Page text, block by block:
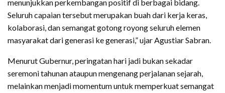
menunjukkan perkembangan positif di berbagai bidang.
Seluruh capaian tersebut merupakan buah dari kerja keras,
kolaborasi, dan semangat gotong royong seluruh elemen
masyarakat dari generasi ke generasi,” ujar Agustiar Sabran.
Menurut Gubernur, peringatan hari jadi bukan sekadar
seremoni tahunan ataupun mengenang perjalanan sejarah,
melainkan menjadi momentum untuk memperkuat semangat